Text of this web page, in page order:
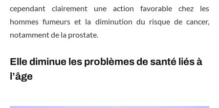
cependant clairement une action favorable chez les
hommes fumeurs et la diminution du risque de cancer,
notamment de la prostate.
Elle diminue les problèmes de santé liés à
l’âge